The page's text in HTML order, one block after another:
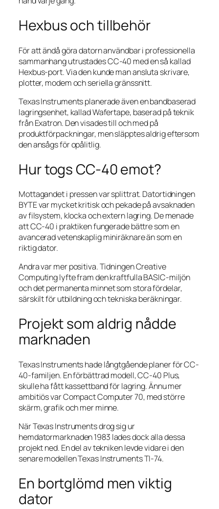
Hexbus och tillbehör
För att ändå göra datorn användbar i professionella
sammanhang utrustades CC-40 med en så kallad
Hexbus-port. Via den kunde man ansluta skrivare,
plotter, modem och seriella gränssnitt.
Texas Instruments planerade även en bandbaserad
lagringsenhet, kallad Wafertape, baserad på teknik
från Exatron. Den visades till och med på
produktförpackningar, men släpptes aldrig eftersom
den ansågs för opålitlig.
Hur togs CC-40 emot?
Mottagandet i pressen var splittrat. Datortidningen
BYTE var mycket kritisk och pekade på avsaknaden
av filsystem, klocka och extern lagring. De menade
att CC-40 i praktiken fungerade bättre som en
avancerad vetenskaplig miniräknare än som en
riktig dator.
Andra var mer positiva. Tidningen Creative
Computing lyfte fram den kraftfulla BASIC-miljön
och det permanenta minnet som stora fördelar,
särskilt för utbildning och tekniska beräkningar.
Projekt som aldrig nådde
marknaden
Texas Instruments hade långtgående planer för CC-
40-familjen. En förbättrad modell, CC-40 Plus,
skulle ha fått kassettband för lagring. Ännu mer
ambitiös var Compact Computer 70, med större
skärm, grafik och mer minne.
När Texas Instruments drog sig ur
hemdatormarknaden 1983 lades dock alla dessa
projekt ned. En del av tekniken levde vidare i den
senare modellen Texas Instruments TI-74.
En bortglömd men viktig
dator